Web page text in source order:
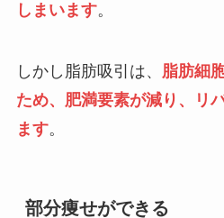
しまいます。
しかし脂肪吸引は、 脂肪細
ため、肥満要素が減り、リ
ます。
部分痩せができる